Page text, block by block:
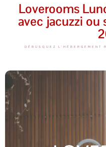
Loverooms
avec jacuzzi ou
DÉBUSQUEZ L'HÉBERGEMENT